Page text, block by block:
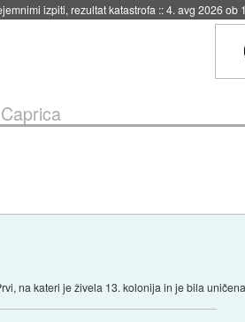
za večkratno uporabo::4. avg 2026 ob 19:41
Caprica
na kateri je živela 13. kolonija in je bila